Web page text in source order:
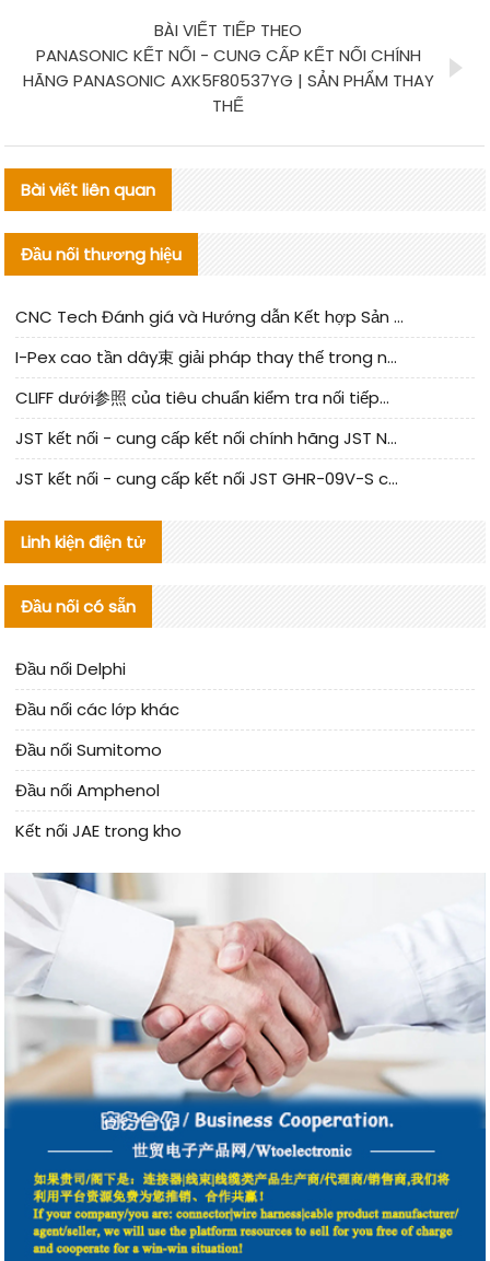
BÀI VIẾT TIẾP THEO
PANASONIC KẾT NỐI - CUNG CẤP KẾT NỐI CHÍNH
HÃNG PANASONIC AXK5F80537YG | SẢN PHẨM THAY
THẾ
Bài viết liên quan
Đầu nối thương hiệu
CNC Tech Đánh giá và Hướng dẫn Kết hợp Sản xuất Linh kiện Cable Nội địa
I-Pex cao tần dây束 giải pháp thay thế trong nước phân tích
CLIFF dưới参照 của tiêu chuẩn kiểm tra nối tiếp器 trong nước được cập nhật
JST kết nối - cung cấp kết nối chính hãng JST NSHR-02V-S | sản phẩm thay thế
JST kết nối - cung cấp kết nối JST GHR-09V-S chính hãng | hàng thay thế
Linh kiện điện tử
Đầu nối có sẵn
Đầu nối Delphi
Đầu nối các lớp khác
Đầu nối Sumitomo
Đầu nối Amphenol
Kết nối JAE trong kho